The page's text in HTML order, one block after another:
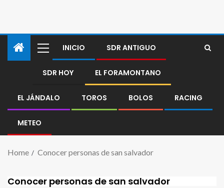
INICIO SDR ANTIGUO
SDR HOY EL FORAMONTANO
EL JÁNDALO TOROS BOLOS RACING
METEO
Home Conocer personas de san salvador
Conocer personas de san salvador